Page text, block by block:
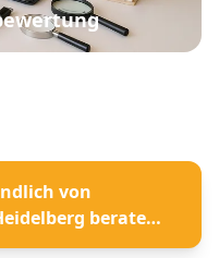
von
beraten